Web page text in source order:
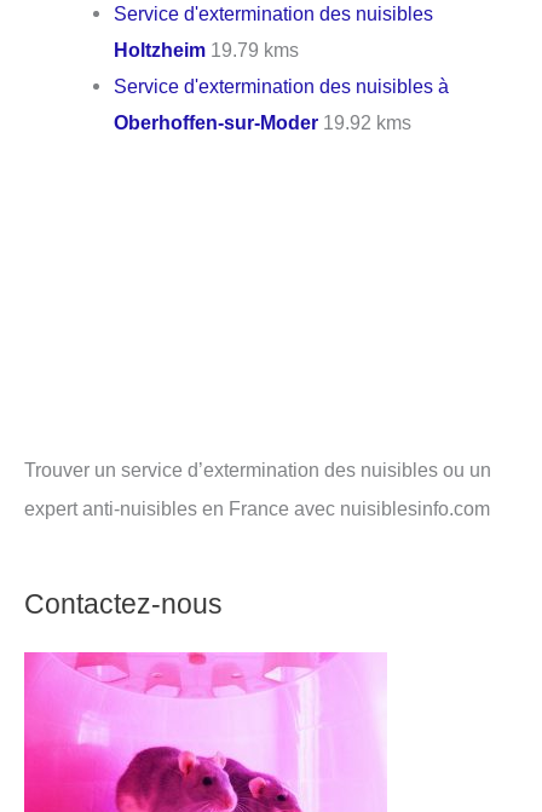
Service d'extermination des nuisibles
Holtzheim 19.79 kms
Service d'extermination des nuisibles à
Oberhoffen-sur-Moder 19.92 kms
Trouver un service d’extermination des nuisibles ou un
expert anti-nuisibles en France avec nuisiblesinfo.com
Contactez-nous